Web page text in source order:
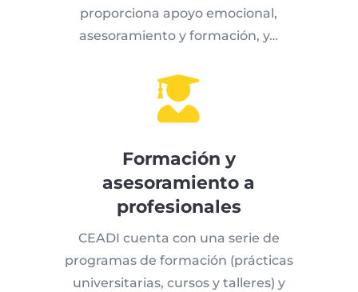
proporciona apoyo emocional,
asesoramiento y formación, y…

Formación y
asesoramiento a
profesionales
CEADI cuenta con una serie de
programas de formación (prácticas
universitarias, cursos y talleres) y